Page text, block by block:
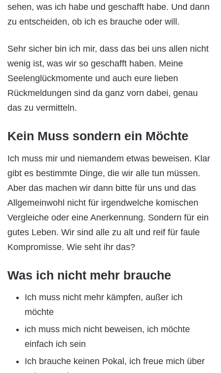
sehen, was ich habe und geschafft habe. Und dann
zu entscheiden, ob ich es brauche oder will.
Sehr sicher bin ich mir, dass das bei uns allen nicht
wenig ist, was wir so geschafft haben. Meine
Seelenglückmomente und auch eure lieben
Rückmeldungen sind da ganz vorn dabei, genau
das zu vermitteln.
Kein Muss sondern ein Möchte
Ich muss mir und niemandem etwas beweisen. Klar
gibt es bestimmte Dinge, die wir alle tun müssen.
Aber das machen wir dann bitte für uns und das
Allgemeinwohl nicht für irgendwelche komischen
Vergleiche oder eine Anerkennung. Sondern für ein
gutes Leben. Wir sind alle zu alt und reif für faule
Kompromisse. Wie seht ihr das?
Was ich nicht mehr brauche
Ich muss nicht mehr kämpfen, außer ich
möchte
ich muss mich nicht beweisen, ich möchte
einfach ich sein
Ich brauche keinen Pokal, ich freue mich über